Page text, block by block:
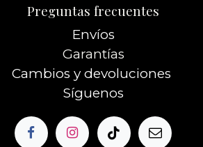
Preguntas frecuentes
Envíos
Garantías
Cambios y devoluciones
Síguenos